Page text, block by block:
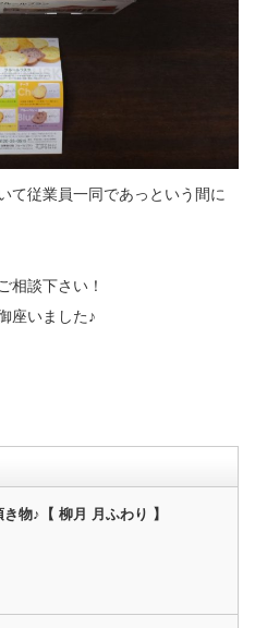
て従業員一同であっという間に
相談下さい！
座いました♪
物♪【 柳月 月ふわり 】